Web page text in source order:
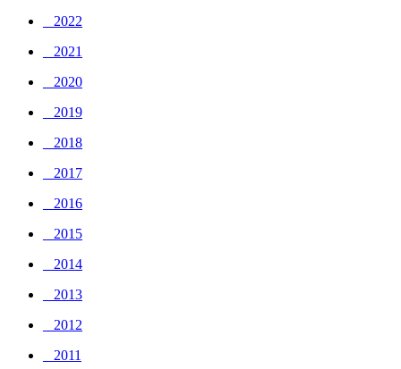
_ 2022
_ 2021
_ 2020
_ 2019
_ 2018
_ 2017
_ 2016
_ 2015
_ 2014
_ 2013
_ 2012
_ 2011